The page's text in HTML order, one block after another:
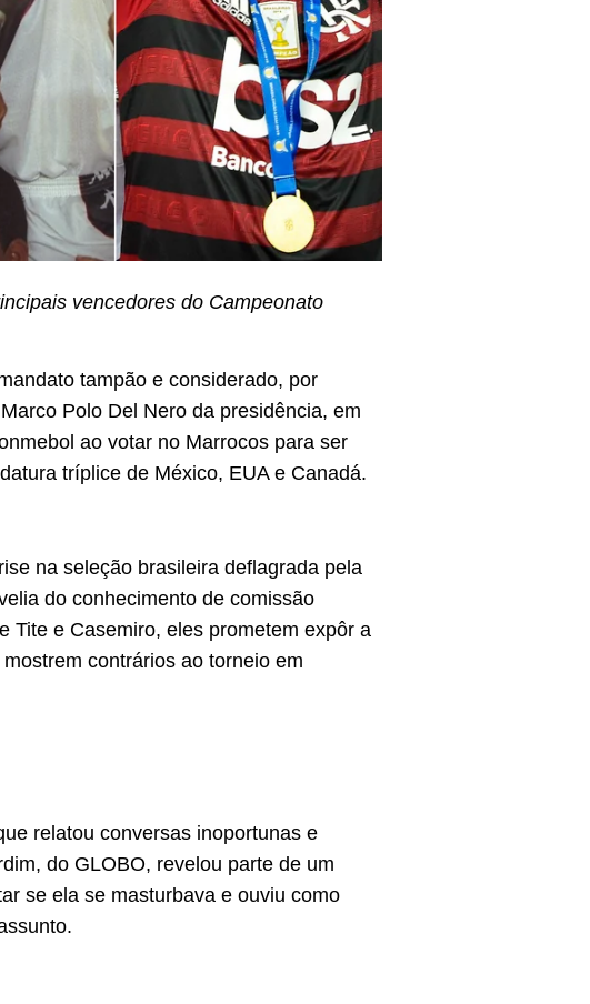
vencedores do Campeonato
tampão e considerado, por
Polo Del Nero da presidência, em
ao votar no Marrocos para ser
tríplice de México, EUA e Canadá.
na seleção brasileira deflagrada pela
do conhecimento de comissão
Tite e Casemiro, eles prometem expôr a
contrários ao torneio em
relatou conversas inoportunas e
do GLOBO, revelou parte de um
se ela se masturbava e ouviu como